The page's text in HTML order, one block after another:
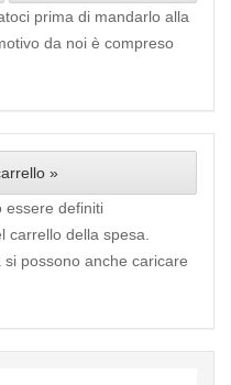
prima di mandarlo alla
da noi è compreso
»
essere definiti
carrello della spesa.
possono anche caricare